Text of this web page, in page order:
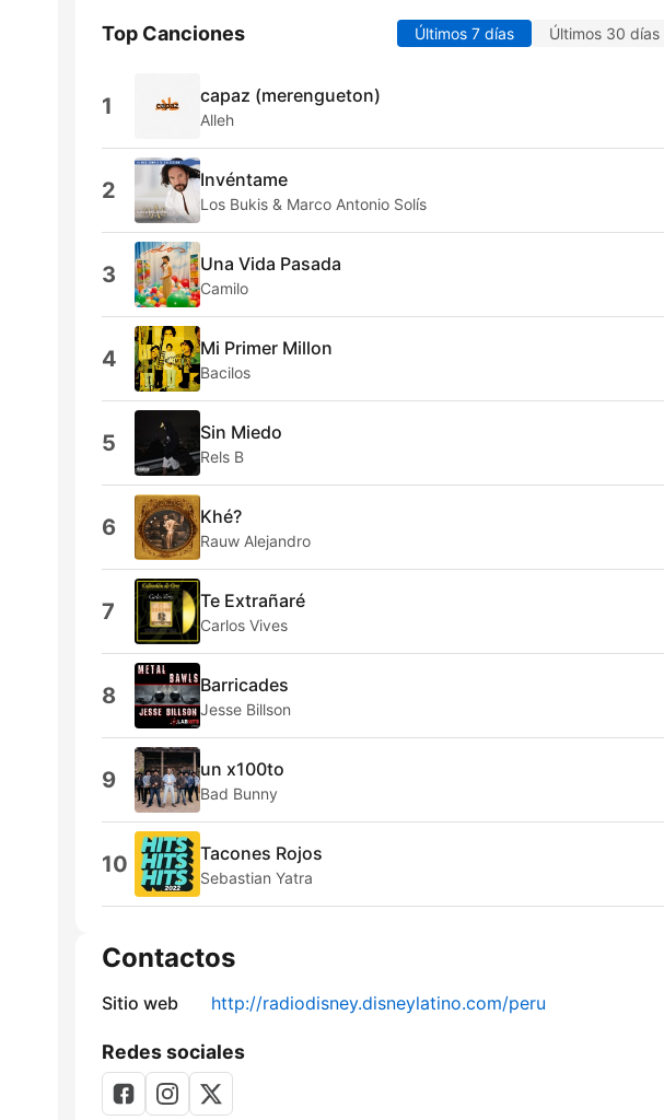
Top Canciones Últimos 7 días Últimos 30 días
1 capaz (merengueton)
Alleh
2 Invéntame
Los Bukis & Marco Antonio Solís
3 Una Vida Pasada
Camilo
4 Mi Primer Millon
Bacilos
5 Sin Miedo
Rels B
6 Khé?
Rauw Alejandro
7 Te Extrañaré
Carlos Vives
8 Barricades
Jesse Billson
9 un x100to
Bad Bunny
10 Tacones Rojos
Sebastian Yatra
Contactos
Sitio web http://radiodisney.disneylatino.com/peru
Redes sociales